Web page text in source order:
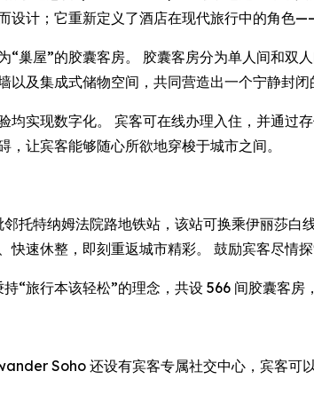
设计；它重新定义了酒店在现代旅行中的角色
“巢屋”的胶囊客房。 胶囊客房分为单人间和双
以及集成式储物空间，共同营造出一个宁静封闭
均实现数字化。 宾客可在线办理入住，并通
，让宾客能够随心所欲地穿梭于城市之间。
托特纳姆法院路地铁站，该站可换乘伊丽莎白
快速休整，即刻重返城市精彩。 鼓励宾客尽情探
“旅行本该轻松”的理念，共设 566 间胶囊客房
Soho 还设有宾客专属社交中心，宾客可